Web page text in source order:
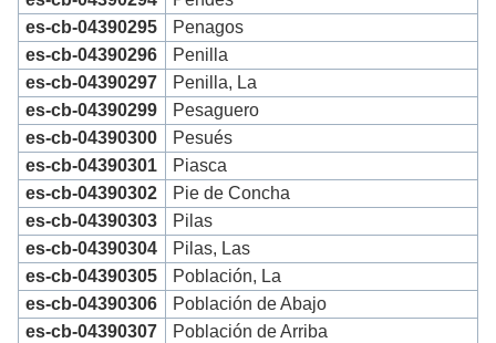
es-cb-04390295
Penagos
es-cb-04390296
Penilla
es-cb-04390297
Penilla, La
es-cb-04390299
Pesaguero
es-cb-04390300
Pesués
es-cb-04390301
Piasca
es-cb-04390302
Pie de Concha
es-cb-04390303
Pilas
es-cb-04390304
Pilas, Las
es-cb-04390305
Población, La
es-cb-04390306
Población de Abajo
es-cb-04390307
Población de Arriba